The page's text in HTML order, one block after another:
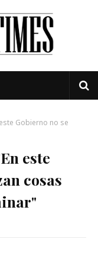
Gobierno no se
este
cosas